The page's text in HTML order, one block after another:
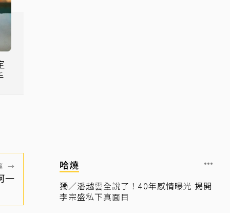
→
一
哈燒
獨／潘越雲全說了！40年感情曝光 揭開
李宗盛私下真面目